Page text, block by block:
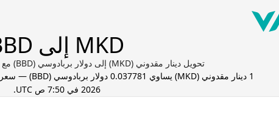
MKD إلى BBD
تحويل دينار مقدوني (MKD) إلى دولار بربادوسي (BBD) مع محول العملات Valuta EX
1 دينار مقدوني (
MKD) يساوي 0.037781 دولار بربادوسي (
BBD) — سعر
2026 في 7:50 ص UTC
.